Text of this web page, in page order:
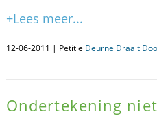
+Lees meer...
12-06-2011 | Petitie Deurne Draait
Ondertekening